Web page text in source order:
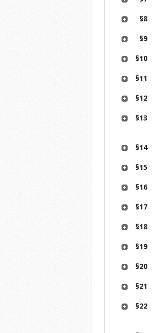
§8
§9
§10
§11
§12
§13
§14
§15
§16
§17
§18
§19
§20
§21
§22